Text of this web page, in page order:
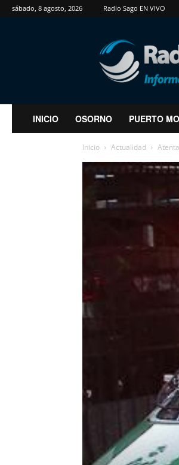
sábado, 8 agosto, 2026 Radio Sago EN VIVO
RadioSago
INICIO OSORNO PUERTO
Inicio Actualidad